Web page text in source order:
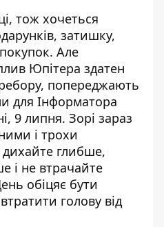
тож хочеться
затишку,
Але
Юпітера здатен
попереджають
для Інформатора
, 9 липня. Зорі зараз
і трохи
глибше,
і не втрачайте
обіцяє бути
голову від